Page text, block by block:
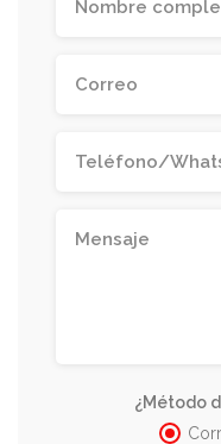
¿Método